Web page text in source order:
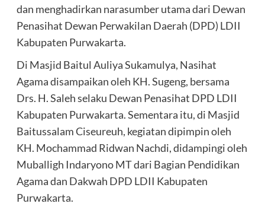
dan menghadirkan narasumber utama dari Dewan
Penasihat Dewan Perwakilan Daerah (DPD) LDII
Kabupaten Purwakarta.
Di Masjid Baitul Auliya Sukamulya, Nasihat
Agama disampaikan oleh KH. Sugeng, bersama
Drs. H. Saleh selaku Dewan Penasihat DPD LDII
Kabupaten Purwakarta. Sementara itu, di Masjid
Baitussalam Ciseureuh, kegiatan dipimpin oleh
KH. Mochammad Ridwan Nachdi, didampingi oleh
Muballigh Indaryono MT dari Bagian Pendidikan
Agama dan Dakwah DPD LDII Kabupaten
Purwakarta.